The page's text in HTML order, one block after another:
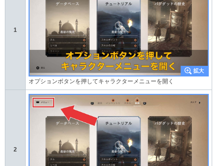
1
オプションボタンを押してキャラクターメニューを開く
2